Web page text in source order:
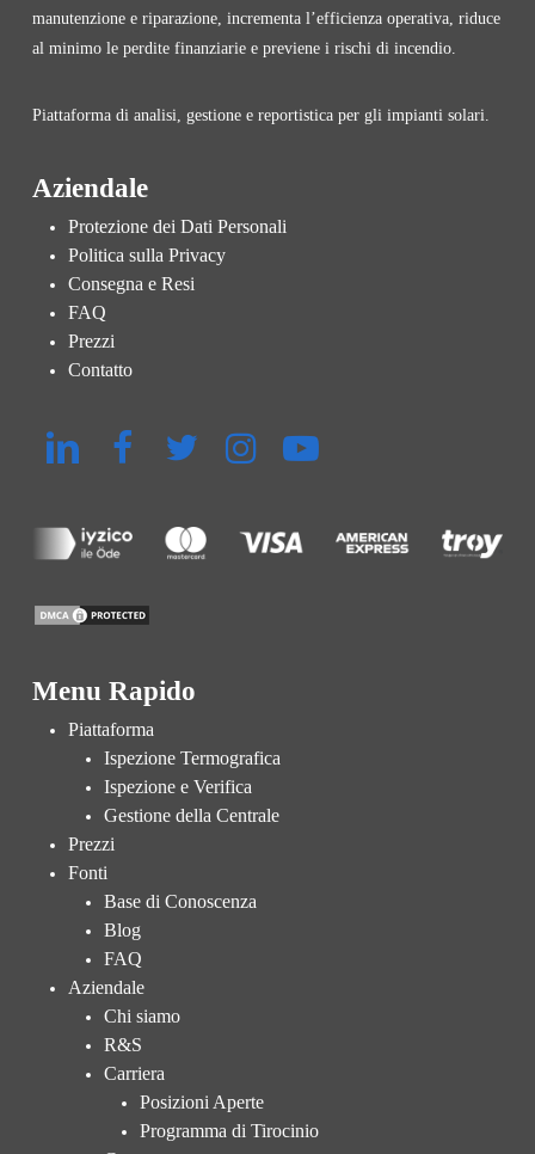
manutenzione e riparazione, incrementa l’efficienza operativa, riduce
al minimo le perdite finanziarie e previene i rischi di incendio.
Piattaforma di analisi, gestione e reportistica per gli impianti solari.
Aziendale
Protezione dei Dati Personali
Politica sulla Privacy
Consegna e Resi
FAQ
Prezzi
Contatto
Menu Rapido
Piattaforma
Ispezione Termografica
Ispezione e Verifica
Gestione della Centrale
Prezzi
Fonti
Base di Conoscenza
Blog
FAQ
Aziendale
Chi siamo
R&S
Carriera
Posizioni Aperte
Programma di Tirocinio